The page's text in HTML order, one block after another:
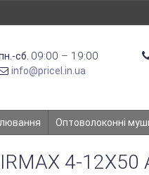
сб. 09:00 – 19:00
info@pricel.in.ua
Оптоволоконні
4-12X50